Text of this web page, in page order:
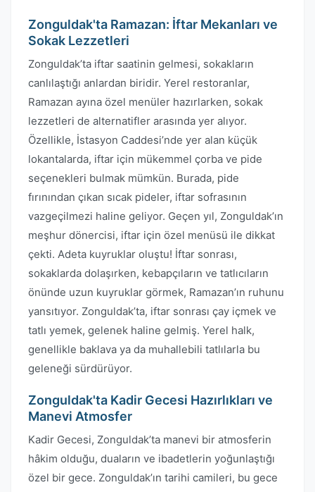
Zonguldak'ta Ramazan: İftar Mekanları ve
Sokak Lezzetleri
Zonguldak’ta iftar saatinin gelmesi, sokakların
canlılaştığı anlardan biridir. Yerel restoranlar,
Ramazan ayına özel menüler hazırlarken, sokak
lezzetleri de alternatifler arasında yer alıyor.
Özellikle, İstasyon Caddesi’nde yer alan küçük
lokantalarda, iftar için mükemmel çorba ve pide
seçenekleri bulmak mümkün. Burada, pide
fırınından çıkan sıcak pideler, iftar sofrasının
vazgeçilmezi haline geliyor. Geçen yıl, Zonguldak’ın
meşhur dönercisi, iftar için özel menüsü ile dikkat
çekti. Adeta kuyruklar oluştu! İftar sonrası,
sokaklarda dolaşırken, kebapçıların ve tatlıcıların
önünde uzun kuyruklar görmek, Ramazan’ın ruhunu
yansıtıyor. Zonguldak’ta, iftar sonrası çay içmek ve
tatlı yemek, gelenek haline gelmiş. Yerel halk,
genellikle baklava ya da muhallebili tatlılarla bu
geleneği sürdürüyor.
Zonguldak'ta Kadir Gecesi Hazırlıkları ve
Manevi Atmosfer
Kadir Gecesi, Zonguldak’ta manevi bir atmosferin
hâkim olduğu, duaların ve ibadetlerin yoğunlaştığı
özel bir gece. Zonguldak’ın tarihi camileri, bu gece